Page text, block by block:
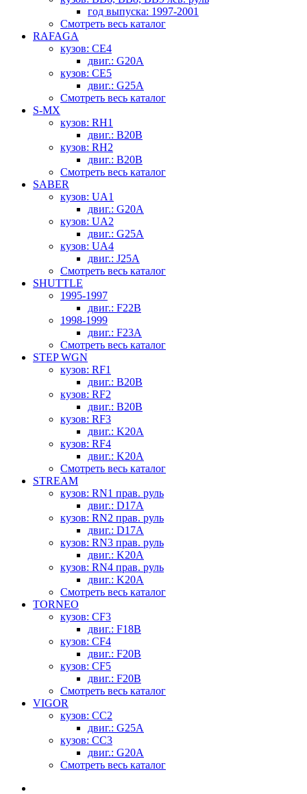
год выпуска: 1997-2001
Смотреть весь каталог
RAFAGA
кузов: CE4
двиг.: G20A
кузов: CE5
двиг.: G25A
Смотреть весь каталог
S-MX
кузов: RH1
двиг.: B20B
кузов: RH2
двиг.: B20B
Смотреть весь каталог
SABER
кузов: UA1
двиг.: G20A
кузов: UA2
двиг.: G25A
кузов: UA4
двиг.: J25A
Смотреть весь каталог
SHUTTLE
1995-1997
двиг.: F22B
1998-1999
двиг.: F23A
Смотреть весь каталог
STEP WGN
кузов: RF1
двиг.: B20B
кузов: RF2
двиг.: B20B
кузов: RF3
двиг.: K20A
кузов: RF4
двиг.: K20A
Смотреть весь каталог
STREAM
кузов: RN1 прав. руль
двиг.: D17A
кузов: RN2 прав. руль
двиг.: D17A
кузов: RN3 прав. руль
двиг.: K20A
кузов: RN4 прав. руль
двиг.: K20A
Смотреть весь каталог
TORNEO
кузов: CF3
двиг.: F18B
кузов: CF4
двиг.: F20B
кузов: CF5
двиг.: F20B
Смотреть весь каталог
VIGOR
кузов: CC2
двиг.: G25A
кузов: CC3
двиг.: G20A
Смотреть весь каталог